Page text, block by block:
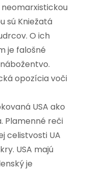
sú Kniežatá
O ich
je falošné
opozícia voči
USA ako
Plamenné reči
celistvosti UA
USA majú
je